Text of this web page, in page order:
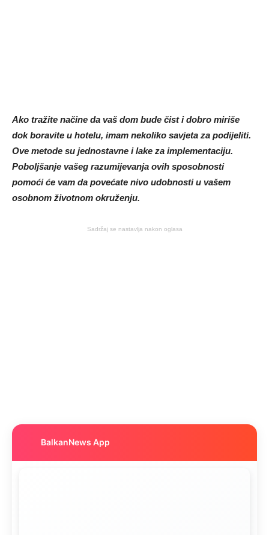
Ako tražite načine da vaš dom bude čist i dobro miriše
dok boravite u hotelu, imam nekoliko savjeta za podijeliti.
Ove metode su jednostavne i lake za implementaciju.
Poboljšanje vašeg razumijevanja ovih sposobnosti
pomoći će vam da povećate nivo udobnosti u vašem
osobnom životnom okruženju.
Sadržaj se nastavlja nakon oglasa
BalkanNews App